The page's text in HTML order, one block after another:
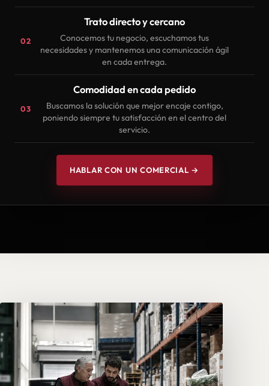
02
Trato directo y cercano
Conocemos tu negocio, escuchamos tus
necesidades y mantenemos una comunicación ágil
en cada entrega.
03
Comodidad en cada pedido
Buscamos la solución que mejor encaje contigo,
poniendo siempre tu satisfacción en el centro del
servicio.
HABLAR CON UN COMERCIAL →